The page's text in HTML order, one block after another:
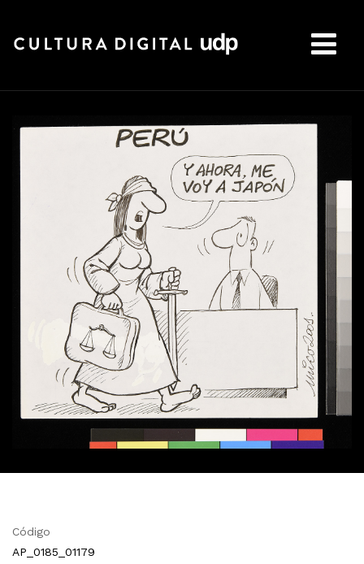
Código
AP_0185_01179